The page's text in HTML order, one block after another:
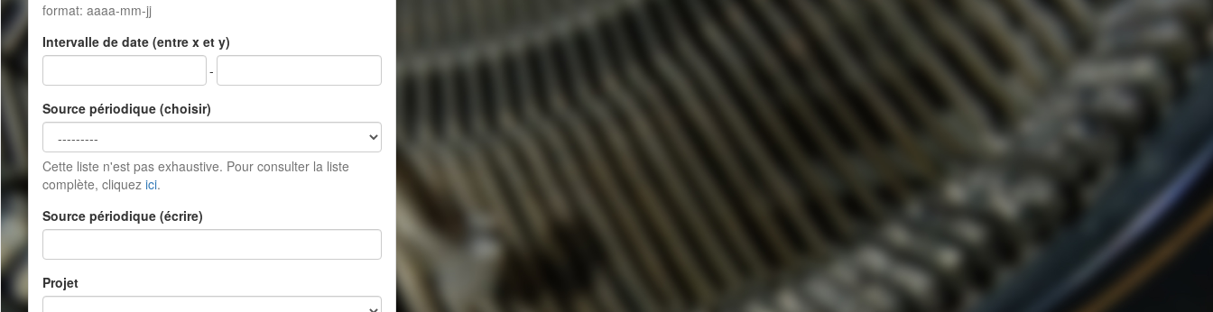
format: aaaa-mm-jj
Intervalle de date (entre x et y)
-
Source périodique (choisir)
Cette liste n'est pas exhaustive. Pour consulter la liste
complète, cliquez ici.
Source périodique (écrire)
Projet